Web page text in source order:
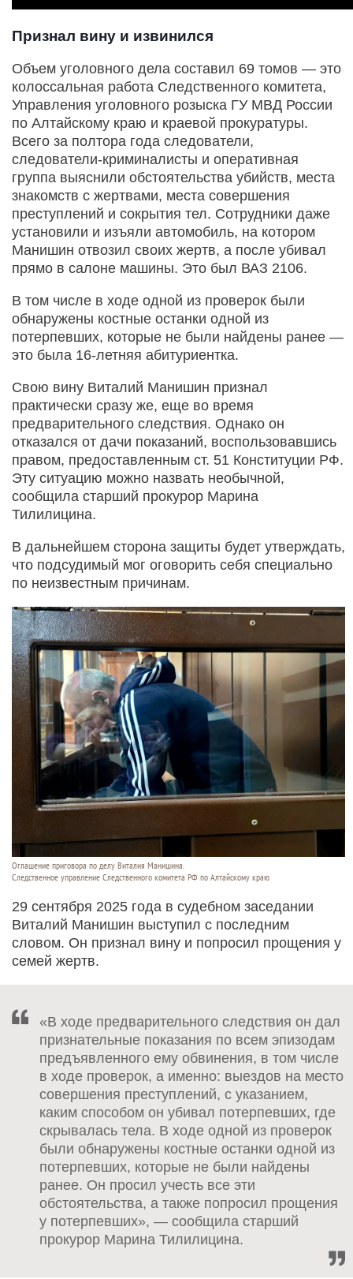
Признал вину и извинился
Объем уголовного дела составил 69 томов — это
колоссальная работа Следственного комитета,
Управления уголовного розыска ГУ МВД России
по Алтайскому краю и краевой прокуратуры.
Всего за полтора года следователи,
следователи-криминалисты и оперативная
группа выяснили обстоятельства убийств, места
знакомств с жертвами, места совершения
преступлений и сокрытия тел. Сотрудники даже
установили и изъяли автомобиль, на котором
Манишин отвозил своих жертв, а после убивал
прямо в салоне машины. Это был ВАЗ 2106.
В том числе в ходе одной из проверок были
обнаружены костные останки одной из
потерпевших, которые не были найдены ранее —
это была 16-летняя абитуриентка.
Свою вину Виталий Манишин признал
практически сразу же, еще во время
предварительного следствия. Однако он
отказался от дачи показаний, воспользовавшись
правом, предоставленным ст. 51 Конституции РФ.
Эту ситуацию можно назвать необычной,
сообщила старший прокурор Марина
Тилилицина.
В дальнейшем сторона защиты будет утверждать,
что подсудимый мог оговорить себя специально
по неизвестным причинам.
Оглашение приговора по делу Виталия Манишина.
Следственное управление Следственного комитета РФ по Алтайскому краю
29 сентября 2025 года в судебном заседании
Виталий Манишин выступил с последним
словом. Он признал вину и попросил прощения у
семей жертв.
«В ходе предварительного следствия он дал
признательные показания по всем эпизодам
предъявленного ему обвинения, в том числе
в ходе проверок, а именно: выездов на место
совершения преступлений, с указанием,
каким способом он убивал потерпевших, где
скрывалась тела. В ходе одной из проверок
были обнаружены костные останки одной из
потерпевших, которые не были найдены
ранее. Он просил учесть все эти
обстоятельства, а также попросил прощения
у потерпевших», — сообщила старший
прокурор Марина Тилилицина.